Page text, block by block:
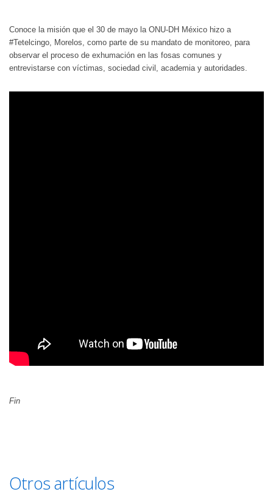
Conoce la misión que el 30 de mayo la ONU-DH México hizo a
#‎Tetelcingo, Morelos, como parte de su mandato de monitoreo, para
observar el proceso de exhumación en las fosas comunes y
entrevistarse con víctimas, sociedad civil, academia y autoridades.
Fin
Otros artículos